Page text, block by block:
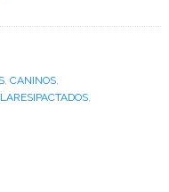
segundos
molares
, CANINOS,
,